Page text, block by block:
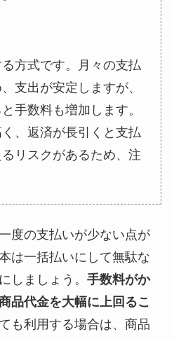
方式です。月々の支払
支出が安定しますが、
手数料も増加します。
、返済が長引くと支払
リスクがあるため、注
度の支払いが少ない点が
は一括払いにして無駄な
しましょう。 手数料がか
品代金を大幅に上回るこ
も利用する場合は、商品